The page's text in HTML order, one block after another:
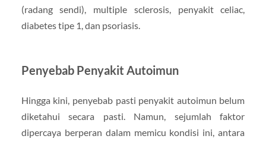
(radang sendi), multiple sclerosis, penyakit celiac,
diabetes tipe 1, dan psoriasis.
Penyebab Penyakit Autoimun
Hingga kini, penyebab pasti penyakit autoimun belum
diketahui secara pasti. Namun, sejumlah faktor
dipercaya berperan dalam memicu kondisi ini, antara